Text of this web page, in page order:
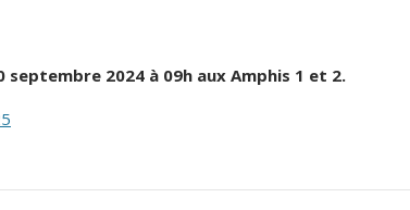
septembre 2024 à 09h aux Amphis 1 et 2.